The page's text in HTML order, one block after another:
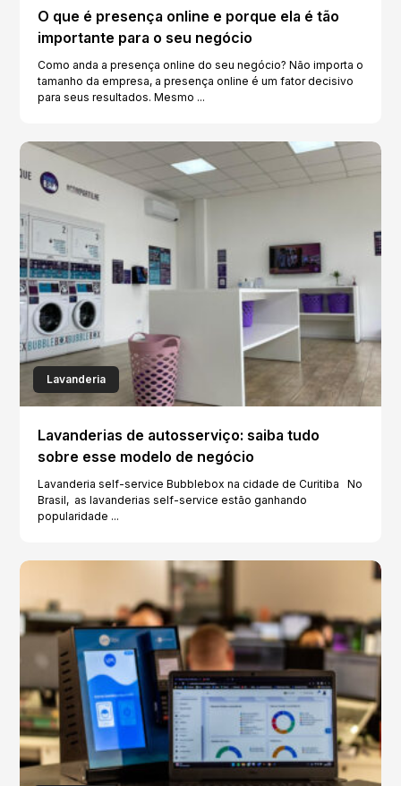
O que é presença online e porque ela é tão
importante para o seu negócio
Como anda a presença online do seu negócio? Não importa o
tamanho da empresa, a presença online é um fator decisivo
para seus resultados. Mesmo ...
Lavanderia
Lavanderias de autosserviço: saiba tudo
sobre esse modelo de negócio
Lavanderia self-service Bubblebox na cidade de Curitiba No
Brasil, as lavanderias self-service estão ganhando
popularidade ...